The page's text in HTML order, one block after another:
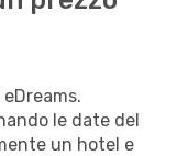
le date del
un hotel e